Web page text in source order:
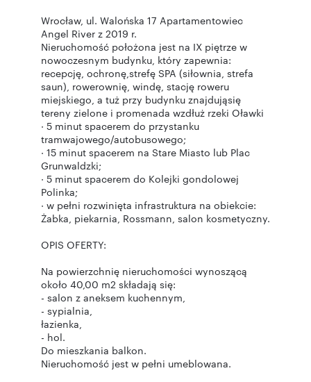
Wrocław, ul. Walońska 17 Apartamentowiec
Angel River z 2019 r.
Nieruchomość położona jest na IX piętrze w
nowoczesnym budynku, który zapewnia:
recepcję, ochronę,strefę SPA (siłownia, strefa
saun), rowerownię, windę, stację roweru
miejskiego, a tuż przy budynku znajdująsię
tereny zielone i promenada wzdłuż rzeki Oławki
· 5 minut spacerem do przystanku
tramwajowego/autobusowego;
· 15 minut spacerem na Stare Miasto lub Plac
Grunwaldzki;
· 5 minut spacerem do Kolejki gondolowej
Polinka;
· w pełni rozwinięta infrastruktura na obiekcie:
Żabka, piekarnia, Rossmann, salon kosmetyczny.
OPIS OFERTY:
Na powierzchnię nieruchomości wynoszącą
około 40,00 m2 składają się:
- salon z aneksem kuchennym,
- sypialnia,
łazienka,
- hol.
Do mieszkania balkon.
Nieruchomość jest w pełni umeblowana.